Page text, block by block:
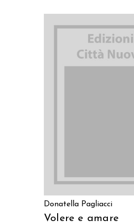
Donatella Pagliacci
Volere e amare